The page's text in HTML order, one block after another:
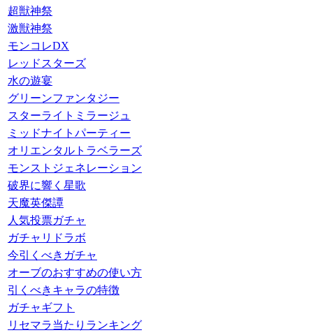
超獣神祭
激獣神祭
モンコレDX
レッドスターズ
水の遊宴
グリーンファンタジー
スターライトミラージュ
ミッドナイトパーティー
オリエンタルトラベラーズ
モンストジェネレーション
破界に響く星歌
天魔英傑譚
人気投票ガチャ
ガチャリドラボ
今引くべきガチャ
オーブのおすすめの使い方
引くべきキャラの特徴
ガチャギフト
リセマラ当たりランキング